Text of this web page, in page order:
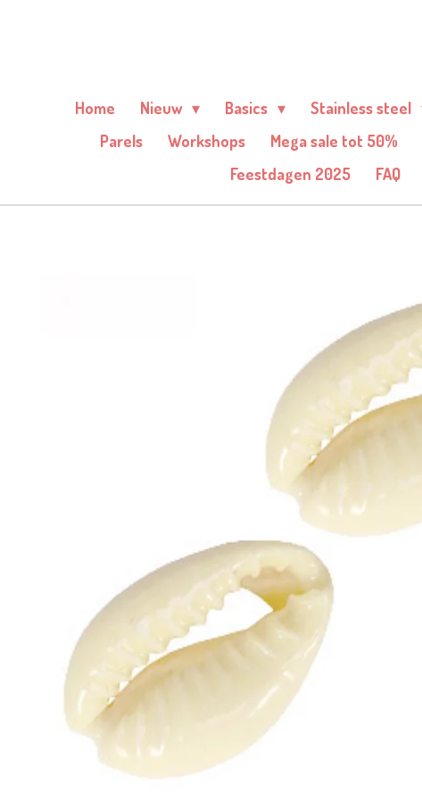
hoofdinhoud
Home Nieuw Basics Stainless steel
Parels
Workshops Mega sale tot 50%
Feestdagen 2025
FAQ